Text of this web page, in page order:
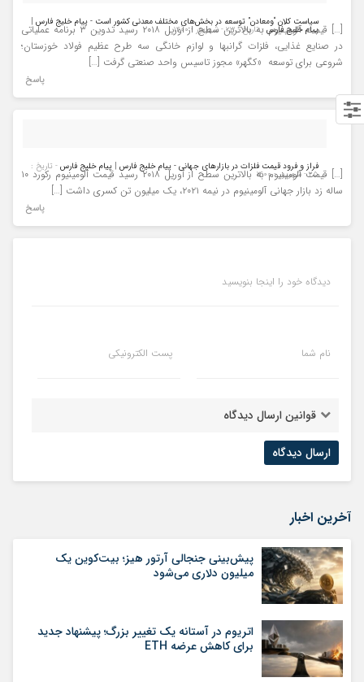
سیاست کلان “ومعادن” توسعه در بخش‌های مختلف معدنی کشور است - پیام خلیج فارس |
پیام خلیج فارس - تاریخ : ۲۳ - شهریور - ۱۴۰۰
[…] قیمت آلومینیوم به بالاترین سطح از آوریل ۲۰۱۸ رسید تدوین ۳ برنامه عملیاتی
در صنایع غذایی، فلزات گرانبها و لوازم خانگی سه طرح عظیم فولاد خوزستان؛
شروعی برای توسعه «کگهر» مجوز تاسیس واحد صنعتی گرفت […]
پاسخ
فراز و فرود قیمت فلزات در بازارهای جهانی - پیام خلیج فارس | پیام خلیج فارس - تاریخ :
۲۵ - شهریور - ۱۴۰۰
[…] قیمت آلومینیوم به بالاترین سطح از آوریل ۲۰۱۸ رسید قیمت آلومینیوم رکورد ۱۰
ساله زد بازار جهانی آلومینیوم در نیمه ۲۰۲۱، یک میلیون تن کسری داشت […]
پاسخ
دیدگاه خود را اینجا بنویسید
نام شما پست الکترونیکی
قوانین ارسال دیدگاه
آخرین اخبار
پیش‌بینی جنجالی آرتور هیز؛ بیت‌کوین یک
میلیون دلاری می‌شود
اتریوم در آستانه یک تغییر بزرگ؛ پیشنهاد جدید
برای کاهش عرضه ETH